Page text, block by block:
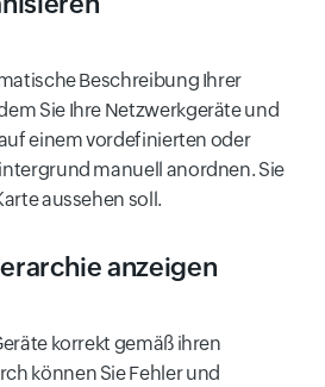
Beschreibung Ihrer
Sie Ihre Netzwerkgeräte und
einem vordefinierten oder
manuell anordnen. Sie
aussehen soll.
anzeigen
korrekt gemäß ihren
können Sie Fehler und